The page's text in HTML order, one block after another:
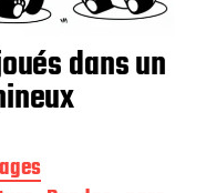
dans un